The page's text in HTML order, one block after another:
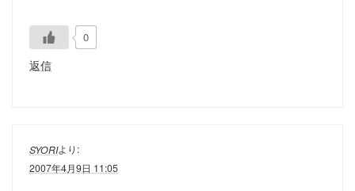
0
返信
SYORIより:
2007年4月9日 11:05